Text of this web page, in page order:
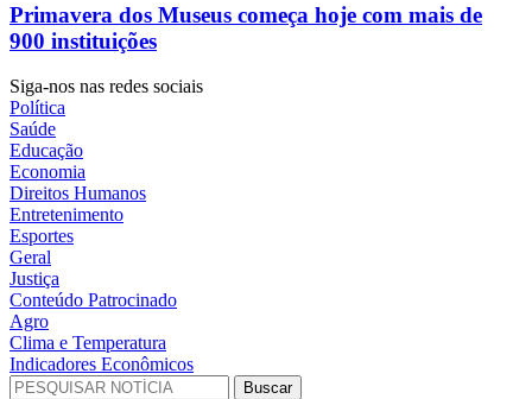
Primavera dos Museus começa hoje com mais de
900 instituições
Siga-nos nas redes sociais
Política
Saúde
Educação
Economia
Direitos Humanos
Entretenimento
Esportes
Geral
Justiça
Conteúdo Patrocinado
Agro
Clima e Temperatura
Indicadores Econômicos